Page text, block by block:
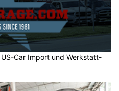
Car Import und Werkstatt-